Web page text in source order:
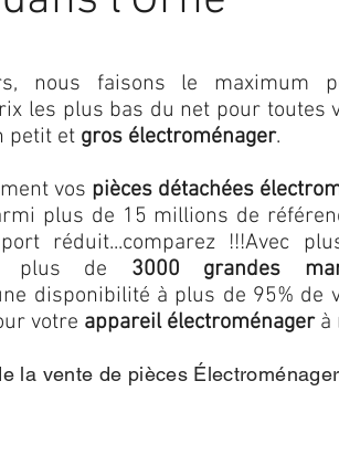
nous faisons le maximum
les plus bas du net pour toutes
petit et gros électroménager.
vos pièces détachées
plus de 15 millions de
réduit...comparez !!!Avec
plus de 3000 grandes
disponibilité à plus de 95% de
votre appareil électroménagerà
la vente de pièces